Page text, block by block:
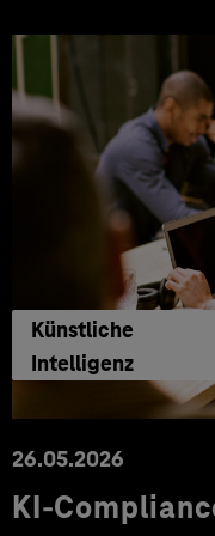
Künstliche
Intelligenz
26.05.2026
KI-